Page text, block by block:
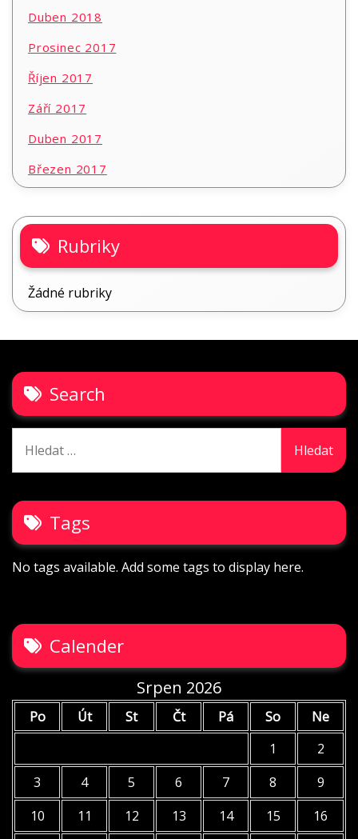
Duben 2018
Prosinec 2017
Říjen 2017
Září 2017
Duben 2017
Březen 2017
Rubriky
Žádné rubriky
Search
Tags
No tags available. Add some tags to display here.
Calender
Srpen 2026
Po Út St Čt Pá So
Ne
1
2
3
4 5 6 7 8
9
10
11 12 13 14 15 16